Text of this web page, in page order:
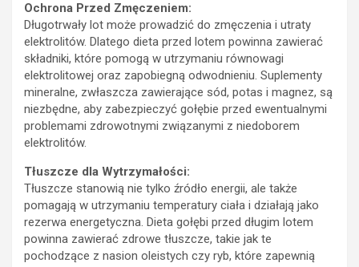
Ochrona Przed Zmęczeniem:
Długotrwały lot może prowadzić do zmęczenia i utraty
elektrolitów. Dlatego dieta przed lotem powinna zawierać
składniki, które pomogą w utrzymaniu równowagi
elektrolitowej oraz zapobiegną odwodnieniu. Suplementy
mineralne, zwłaszcza zawierające sód, potas i magnez, są
niezbędne, aby zabezpieczyć gołębie przed ewentualnymi
problemami zdrowotnymi związanymi z niedoborem
elektrolitów.
Tłuszcze dla Wytrzymałości:
Tłuszcze stanowią nie tylko źródło energii, ale także
pomagają w utrzymaniu temperatury ciała i działają jako
rezerwa energetyczna. Dieta gołębi przed długim lotem
powinna zawierać zdrowe tłuszcze, takie jak te
pochodzące z nasion oleistych czy ryb, które zapewnią